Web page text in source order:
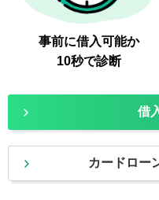
事前に借入可能か
10秒で診断
借
カードロー